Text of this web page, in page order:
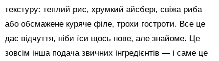
текстуру: теплий рис, хрумкий айсберг, свіжа риба
або обсмажене куряче філе, трохи гостроти. Все це
дає відчуття, ніби їси щось нове, але знайоме. Це
зовсім інша подача звичних інгредієнтів — і саме це